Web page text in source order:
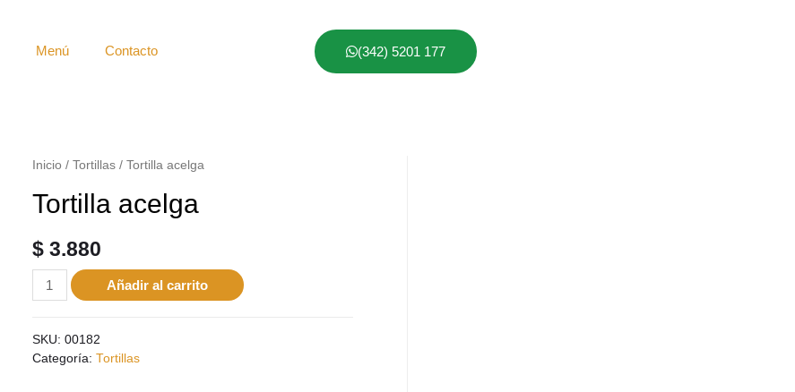
Menú Contacto (342) 5201 177
Inicio / Tortillas/ Tortilla acelga
Tortilla acelga
$3.880
Añadir al carrito
SKU: 00182
Categoría: Tortillas